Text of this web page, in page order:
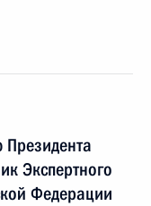
Экспертного
Федерации